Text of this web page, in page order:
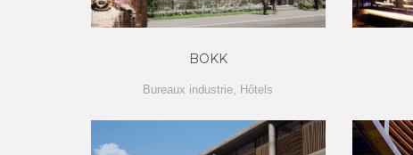
BOKK
Bureaux industrie, Hôtels